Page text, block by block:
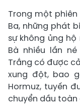
Trong một
Ba, những phát
sự không ủng
Bà nhiều lần
Trắng có được
xung đột, bao
Hormuz, tuyến
chuyển dầu toàn